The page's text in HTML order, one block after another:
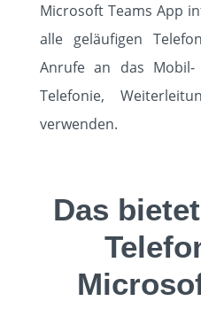
Microsoft Teams App
alle geläufigen
Anrufe an das Mobil-
Telefonie,
verwenden.
Das